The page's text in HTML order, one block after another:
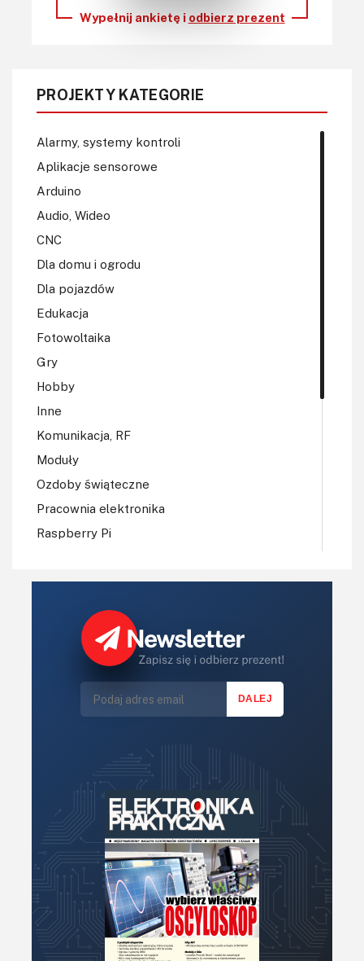
Wypełnij ankietę i odbierz prezent
PROJEKTY KATEGORIE
Alarmy, systemy kontroli
Aplikacje sensorowe
Arduino
Audio, Wideo
CNC
Dla domu i ogrodu
Dla pojazdów
Edukacja
Fotowoltaika
Gry
Hobby
Inne
Komunikacja, RF
Moduły
Ozdoby świąteczne
Pracownia elektronika
Raspberry Pi
Robotyka
Sterowniki silników
Technika μP, μC, PLD
Termometry i termostaty